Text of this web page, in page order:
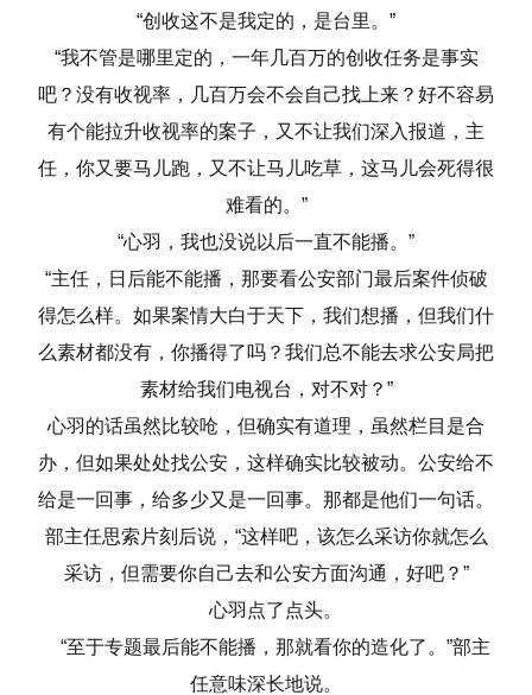
“创收这不是我定的，是台里。”
“我不管是哪里定的，一年几百万的创收任务是事实
吧？没有收视率，几百万会不会自己找上来？好不容易
有个能拉升收视率的案子，又不让我们深入报道，主
任，你又要马儿跑，又不让马儿吃草，这马儿会死得很
难看的。”
“心羽，我也没说以后一直不能播。”
“主任，日后能不能播，那要看公安部门最后案件侦破
得怎么样。如果案情大白于天下，我们想播，但我们什
么素材都没有，你播得了吗？我们总不能去求公安局把
素材给我们电视台，对不对？”
心羽的话虽然比较呛，但确实有道理，虽然栏目是合
办，但如果处处找公安，这样确实比较被动。公安给不
给是一回事，给多少又是一回事。那都是他们一句话。
部主任思索片刻后说，“这样吧，该怎么采访你就怎么
采访，但需要你自己去和公安方面沟通，好吧？”
心羽点了点头。
“至于专题最后能不能播，那就看你的造化了。”部主
任意味深长地说。